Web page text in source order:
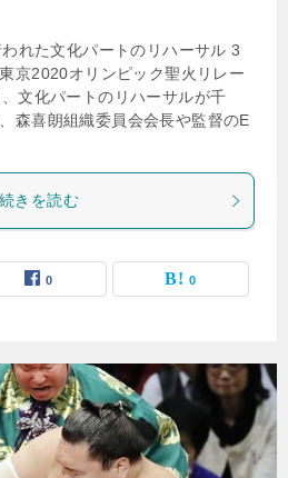
れた文化パートのリハーサル 3
京2020オリンピック聖火リレー
文化パートのリハーサルが千
森喜朗組織委員会会長や監督のE
続きを読む
0 0